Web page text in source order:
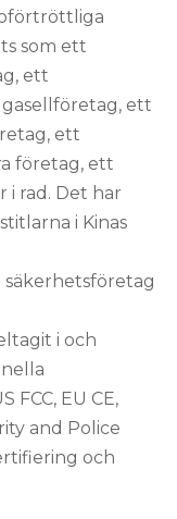
som ett
ett
ett
ett
företag, ett
i rad. Det har
i Kinas
i och
FCC, EU CE,
and Police
och